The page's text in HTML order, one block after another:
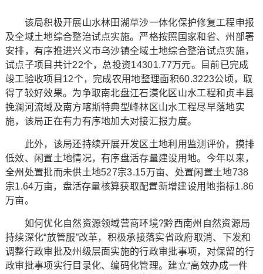
该局积极开展山水林田湖草沙一体化保护修复工程申报
及全域土地综合整治试点实施。严格按照国家和省、州部署
安排，有序推进兴义市乌沙镇全域土地综合整治试点实施，
试点子项目共计22个，总投资14301.77万元。目前已完成
竣工验收项目12个，完成农用地整理面积60.3223公顷，取
得了较好效果。为争取南北盘江石漠化区山水工程和贞丰县
挽澜河流域及南方喀斯特典型峰林区山水工程尽早落地实
施，该局正在有力有序地加大对接汇报力度。
此外，该局还持续开展开发区土地利用监测评价，摸排
低效、闲置土地情况，有序盘活存量建设用地。今年以来，
全州处置批而未供土地527宗3.15万亩、处置闲置土地738
宗1.64万亩，盘活存量核算获取配置新增建设用地指标1.86
万亩。
如何优化自然资源领域营商环境?黔西南州自然资源局
持续深化“放管服”改革，积极承接落实省政府取消、下发和
调整行政审批及州级层面实施的行政审批事项，对保留的行
政审批事项实行目录化、编码化管理。建立“高效办成一件